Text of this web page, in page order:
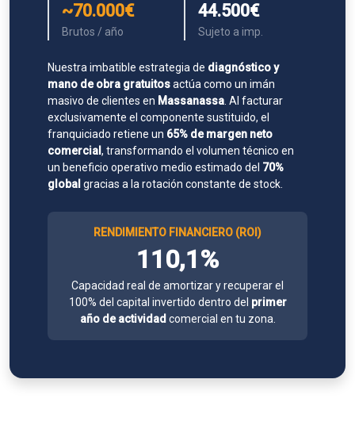
~70.000€
Brutos / año
44.500€
Sujeto a imp.
Nuestra imbatible estrategia de diagnóstico y
mano de obra gratuitosactúa como un imán
masivo de clientes en Massanassa . Al facturar
exclusivamente el componente sustituido, el
franquiciado retiene un 65% de margen neto
comercial , transformando el volumen técnico en
un beneficio operativo medio estimado del 70%
global gracias a la rotación constante de stock.
RENDIMIENTO FINANCIERO (ROI)
110,1%
Capacidad real de amortizar y recuperar el
100% del capital invertido dentro del primer
año de actividad comercial en tu zona.